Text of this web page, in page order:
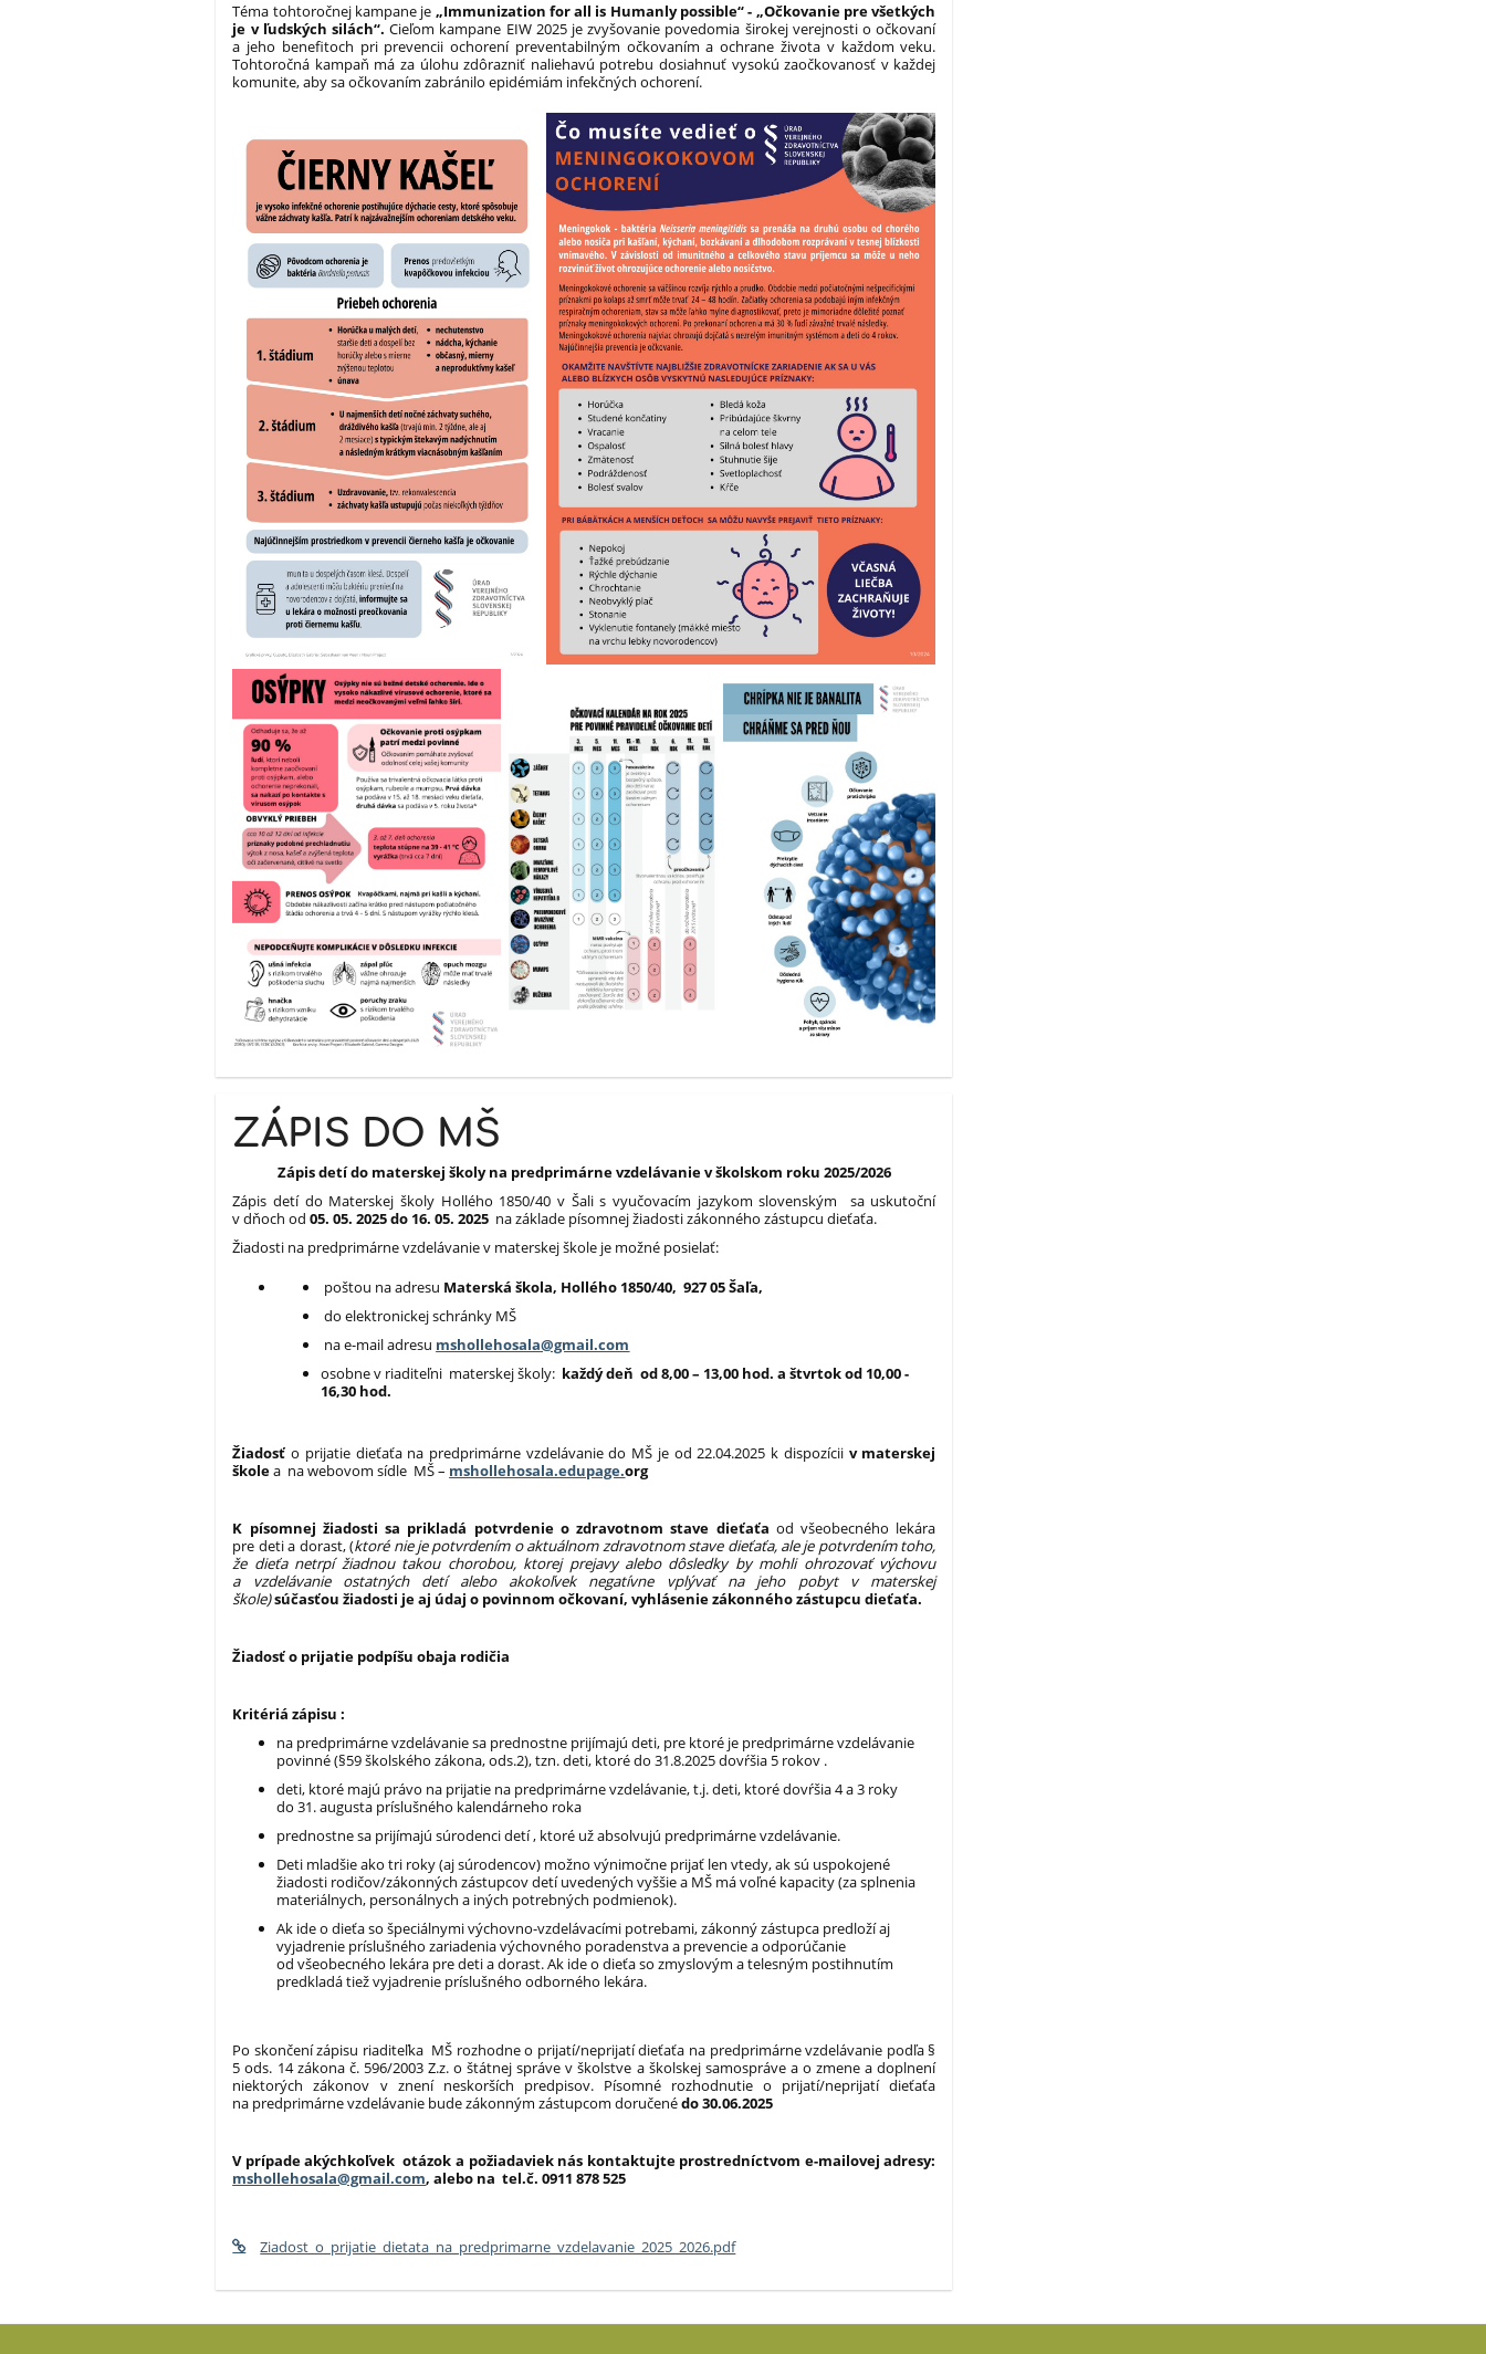
Téma tohtoročnej kampane je „Immunization for all is Humanly possible“ - „Očkovanie pre všetkých
je v ľudských silách“.Cieľom kampane EIW 2025 je zvyšovanie povedomia širokej verejnosti o očkovaní
a jeho benefitoch pri prevencii ochorení preventabilným očkovaním a ochrane života v každom veku.
Tohtoročná kampaň má za úlohu zdôrazniť naliehavú potrebu dosiahnuť vysokú zaočkovanosť v každej
komunite, aby sa očkovaním zabránilo epidémiám infekčných ochorení.
ZÁPIS DO MŠ
Zápis detí do materskej školy na predprimárne vzdelávanie v školskom roku 2025/2026
Zápis detí do Materskej školy Hollého 1850/40 v Šali s vyučovacím jazykom slovenským sa uskutoční
v dňoch od05. 05. 2025 do 16. 05. 2025 na základe písomnej žiadosti zákonného zástupcu dieťaťa.
Žiadosti na predprimárne vzdelávanie v materskej škole je možné posielať:
poštou na adresu Materská škola, Hollého 1850/40, 927 05 Šaľa,
do elektronickej schránky MŠ
na e-mail adresu mshollehosala@gmail.com
osobne v riaditeľni materskej školy: každý deň od 8,00 – 13,00 hod. a štvrtok od 10,00 -
16,30 hod.
Žiadosť o prijatie dieťaťa na predprimárne vzdelávanie do MŠ je od 22.04.2025 k dispozícii v materskej
školea na webovom sídle MŠ – mshollehosala.edupage.org
K písomnej žiadosti sa prikladá potvrdenie o zdravotnom stave dieťaťa od všeobecného lekára
pre deti a dorast, (ktoré nie je potvrdením o aktuálnom zdravotnom stave dieťaťa, ale je potvrdením toho,
že dieťa netrpí žiadnou takou chorobou, ktorej prejavy alebo dôsledky by mohli ohrozovať výchovu
a vzdelávanie ostatných detí alebo akokoľvek negatívne vplývať na jeho pobyt v materskej
škole)súčasťou žiadosti je aj údaj o povinnom očkovaní, vyhlásenie zákonného zástupcu dieťaťa.
Žiadosť o prijatie podpíšu obaja rodičia
Kritériá zápisu :
na predprimárne vzdelávanie sa prednostne prijímajú deti, pre ktoré je predprimárne vzdelávanie
povinné (§59 školského zákona, ods.2), tzn. deti, ktoré do 31.8.2025 dovŕšia 5 rokov .
deti, ktoré majú právo na prijatie na predprimárne vzdelávanie, t.j. deti, ktoré dovŕšia 4 a 3 roky
do 31. augusta príslušného kalendárneho roka
prednostne sa prijímajú súrodenci detí , ktoré už absolvujú predprimárne vzdelávanie.
Deti mladšie ako tri roky (aj súrodencov) možno výnimočne prijať len vtedy, ak sú uspokojené
žiadosti rodičov/zákonných zástupcov detí uvedených vyššie a MŠ má voľné kapacity (za splnenia
materiálnych, personálnych a iných potrebných podmienok).
Ak ide o dieťa so špeciálnymi výchovno-vzdelávacími potrebami, zákonný zástupca predloží aj
vyjadrenie príslušného zariadenia výchovného poradenstva a prevencie a odporúčanie
od všeobecného lekára pre deti a dorast. Ak ide o dieťa so zmyslovým a telesným postihnutím
predkladá tiež vyjadrenie príslušného odborného lekára.
Po skončení zápisu riaditeľka MŠ rozhodne o prijatí/neprijatí dieťaťa na predprimárne vzdelávanie podľa §
5 ods. 14 zákona č. 596/2003 Z.z. o štátnej správe v školstve a školskej samospráve a o zmene a doplnení
niektorých zákonov v znení neskorších predpisov. Písomné rozhodnutie o prijatí/neprijatí dieťaťa
na predprimárne vzdelávanie bude zákonným zástupcom doručenédo 30.06.2025
V prípade akýchkoľvek otázok a požiadaviek nás kontaktujte prostredníctvom e-mailovej adresy:
mshollehosala@gmail.com, alebo na tel.č. 0911 878 525
Ziadost_o_prijatie_dietata_na_predprimarne_vzdelavanie_2025_2026.pdf